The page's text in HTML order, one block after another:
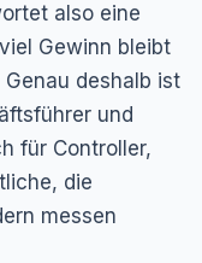
also eine
Gewinn bleibt
Genau deshalb ist
und
für Controller,
die
messen